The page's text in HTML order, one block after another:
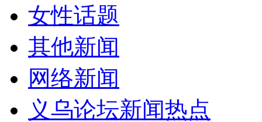
女性话题
其他新闻
网络新闻
义乌论坛新闻热点